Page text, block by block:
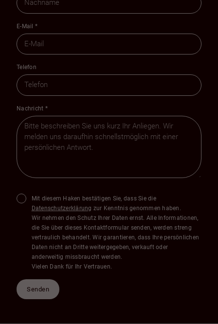
E-Mail *
Telefon
Nachricht *
Mit diesem Haken bestätigen Sie, dass Sie die
Datenschutzerklärung zur Kenntnis genommen haben.
Wir nehmen den Schutz Ihrer Daten ernst. Alle Informationen,
die Sie über dieses Kontaktformular senden, werden streng
vertraulich behandelt. Wir garantieren, dass Ihre persönlichen
Daten nicht an Dritte weitergegeben, verkauft oder
anderweitig missbraucht werden.
Vielen Dank für Ihr Vertrauen.
Senden